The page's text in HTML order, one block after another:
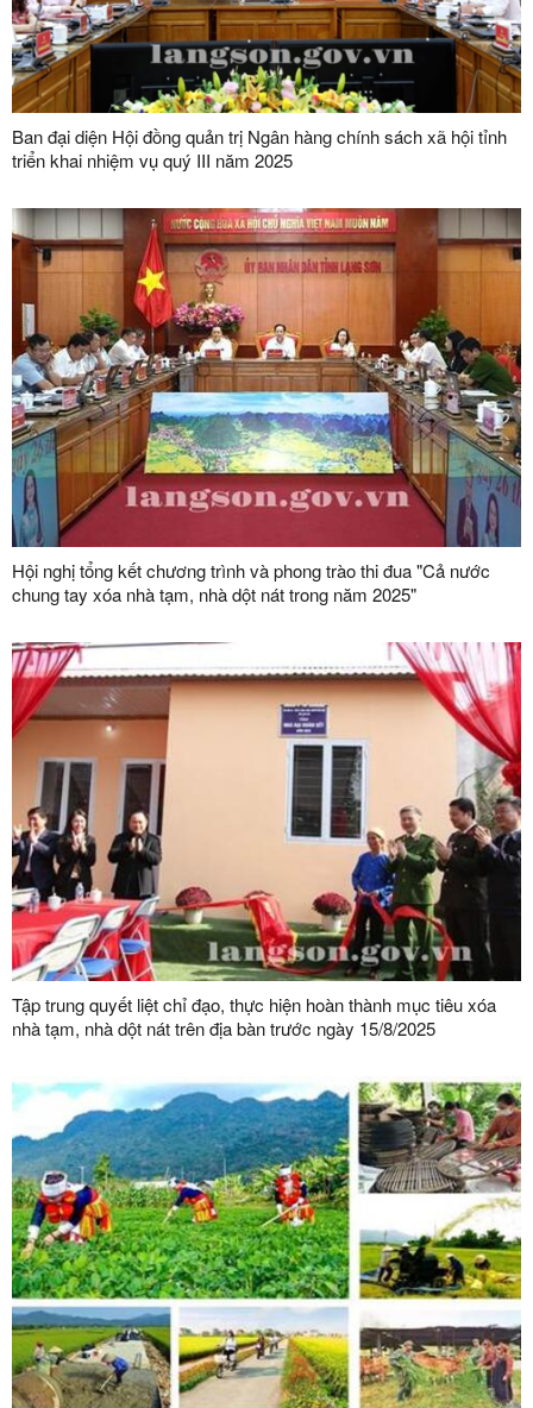
Ban đại diện Hội đồng quản trị Ngân hàng chính sách xã hội tỉnh
triển khai nhiệm vụ quý III năm 2025
Hội nghị tổng kết chương trình và phong trào thi đua "Cả nước
chung tay xóa nhà tạm, nhà dột nát trong năm 2025"
Tập trung quyết liệt chỉ đạo, thực hiện hoàn thành mục tiêu xóa
nhà tạm, nhà dột nát trên địa bàn trước ngày 15/8/2025